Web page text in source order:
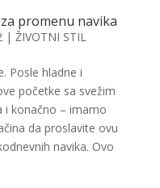
promenu navika
| ŽIVOTNI STIL
Posle hladne i
početke sa svežim
i konačno – imamo
da proslavite ovu
navika. Ovo